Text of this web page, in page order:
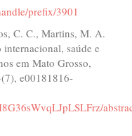
prefix/3901
C. C., Martins, M. A.
saúde e
em Mato Grosso,
e00181816-